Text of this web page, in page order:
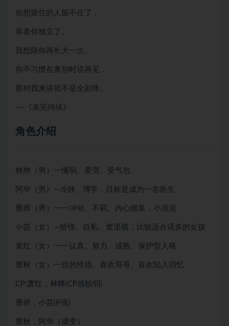
你想留住的人留不住了，
恭喜你独立了。
我想陪你再长大一次。
你不习惯在离别时说再见，
那对我来讲就不是全剧终。
—-《未完待续》
角色介绍
林烨（男）一懂弱、爱哭、受气包
阿华（男》—冷静、博学，目标是成为一名医生
雁师（男）一一冲动、不羁、内心细某，小混混
小芸（女）—矫情、自私、窝里横，比较适合话多的女孩
黄红（女）一一认真、努力、成熟、保护型人格
簟秋（女）一目的性强、喜欢哥哥、喜欢陷入回忆
CP:萧红，林蜂(CP感较弱)
雁师，小芸(P强)
簟秋，阿华（虐变）